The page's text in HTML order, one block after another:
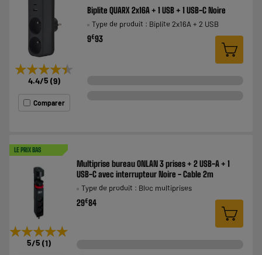
★★★★★
★★★★★
4.4/5 (9)
Comparer
Biplite QUARX 2x16A + 1 USB + 1 USB-C Noire
Type de produit : Biplite 2x16A + 2 USB
9€93
LE PRIX BAS
★★★★★
★★★★★
5/5 (1)
Multiprise bureau ONLAN 3 prises + 2 USB-A + 1
USB-C avec interrupteur Noire - Cable 2m
Type de produit : Bloc multiprises
29€84